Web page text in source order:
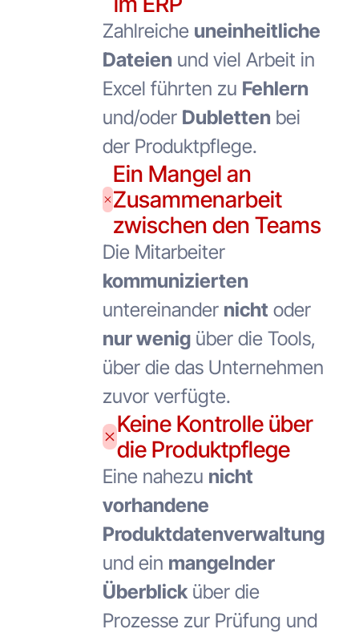
Zahlreiche uneinheitliche
Dateien und viel Arbeit in
Excel führten zu Fehlern
und/oder Dubletten bei
der Produktpflege.
Ein Mangel an
Zusammenarbeit
zwischen den Teams
Die Mitarbeiter
kommunizierten
untereinander nicht oder
nur wenig über die Tools,
über die das Unternehmen
zuvor verfügte.
Keine Kontrolle über
die Produktpflege
Eine nahezu nicht
vorhandene
Produktdatenverwaltung
und ein mangelnder
Überblick über die
Prozesse zur Prüfung und